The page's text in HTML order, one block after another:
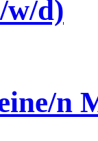
w/d)
n